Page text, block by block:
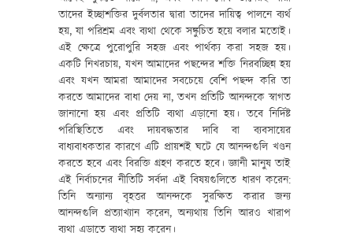
তাদের ইচ্ছাশক্তির দুর্বলতার দ্বারা তাদের দায়িত্ব পালনে ব্যর্থ
হয়, যা পরিশ্রম এবং ব্যথা থেকে সঙ্কুচিত হয়ে বলার মতোই।
এই ক্ষেত্রে পুরোপুরি সহজ এবং পার্থক্য করা সহজ হয়।
একটি নিখরচায়, যখন আমাদের পছন্দের শক্তি নিরবচ্ছিন্ন হয়
এবং যখন আমরা আমাদের সবচেয়ে বেশি পছন্দ করি তা
করতে আমাদের বাধা দেয় না, তখন প্রতিটি আনন্দকে স্বাগত
জানানো হয় এবং প্রতিটি ব্যথা এড়ানো হয়। তবে নির্দিষ্ট
পরিস্থিতিতে এবং দায়বদ্ধতার দাবি বা ব্যবসায়ের
বাধ্যবাধকতার কারণে এটি প্রায়শই ঘটে যে আনন্দগুলি খণ্ডন
করতে হবে এবং বিরক্তি গ্রহণ করতে হবে। জ্ঞানী মানুষ তাই
এই নির্বাচনের নীতিটি সর্বদা এই বিষয়গুলিতে ধারণ করেন:
তিনি অন্যান্য বৃহত্তর আনন্দকে সুরক্ষিত করার জন্য
আনন্দগুলি প্রত্যাখ্যান করেন, অন্যথায় তিনি আরও খারাপ
ব্যথা এড়াতে ব্যথা সহ্য করেন।